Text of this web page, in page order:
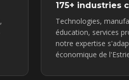
175+ industries
Technologies,
éducation, services
notre expertise
économique de